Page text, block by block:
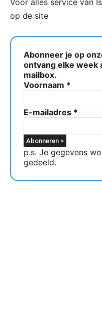
Voor alles service van
op de site
Abonneer je op
ontvang elke week
mailbox.
Voornaam *
E-mailadres *
p.s. Je gegevens
gedeeld.